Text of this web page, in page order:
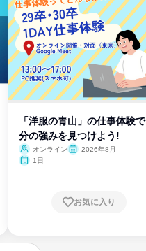
「洋服の青山」の仕事体験
分の強みを見つけよう!
オンライン
2026年8月
1日
お気に入り